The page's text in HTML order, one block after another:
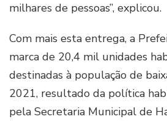
milhares de pessoas”, explicou.
Com mais esta entrega, a
marca de 20,4 mil unidades
destinadas à população de
2021, resultado da política
pela Secretaria Municipal de